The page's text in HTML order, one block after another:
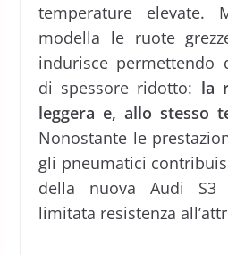
temperature elevate.
modella le ruote
indurisce permettendo
di spessore ridotto: la
leggera e, allo stesso
Nonostante le
gli pneumatici
della nuova Audi
limitata resistenza